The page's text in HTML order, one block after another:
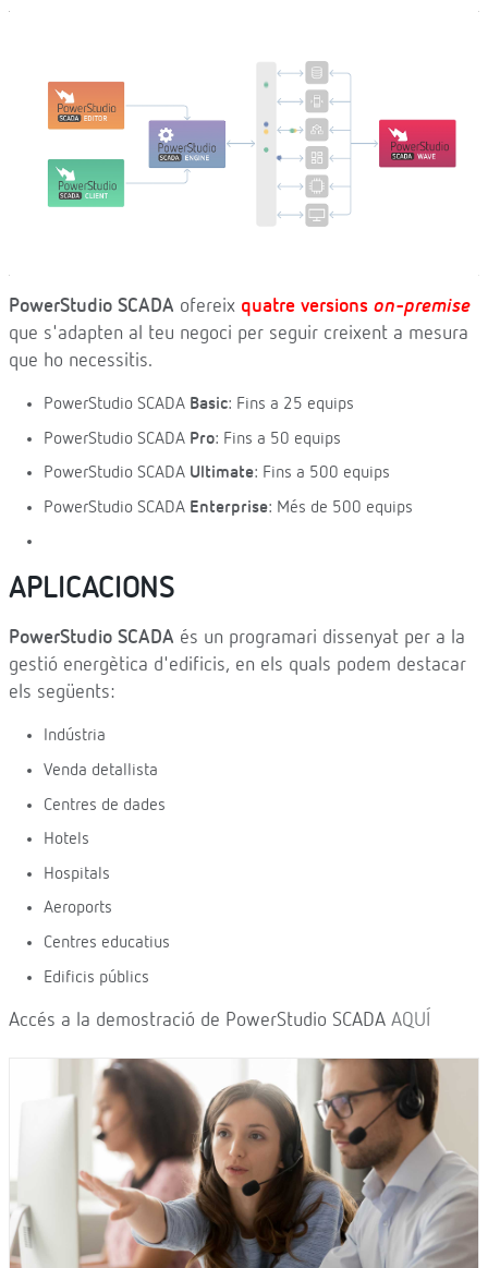
PowerStudio SCADA ofereix quatre versions on-premise
que s'adapten al teu negoci per seguir creixent a mesura
que ho necessitis.
PowerStudio SCADA Basic: Fins a 25 equips
PowerStudio SCADA Pro: Fins a 50 equips
PowerStudio SCADA Ultimate: Fins a 500 equips
PowerStudio SCADA Enterprise: Més de 500 equips
APLICACIONS
PowerStudio SCADA és un programari dissenyat per a la
gestió energètica d'edificis, en els quals podem destacar
els següents:
Indústria
Venda detallista
Centres de dades
Hotels
Hospitals
Aeroports
Centres educatius
Edificis públics
Accés a la demostració de PowerStudio SCADA AQUÍ